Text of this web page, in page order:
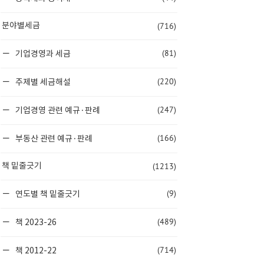
분야별세금 (716)
기업경영과 세금 (81)
주제별 세금해설 (220)
기업경영 관련 예규·판례 (247)
부동산 관련 예규·판례 (166)
책 밑줄긋기 (1213)
연도별 책 밑줄긋기 (9)
책 2023-26 (489)
책 2012-22 (714)